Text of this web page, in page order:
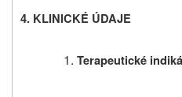
4. KLINICKÉ ÚDAJE
Terapeutické